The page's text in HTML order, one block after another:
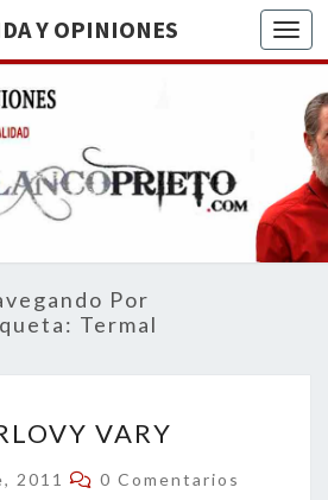
Y OPINIONES
DE
BREVE
RECORRIDO
VITAL Y
ACTUALIDAD
Por
Termal
VARYVARY
2011 Comentarios
0 Comentarios